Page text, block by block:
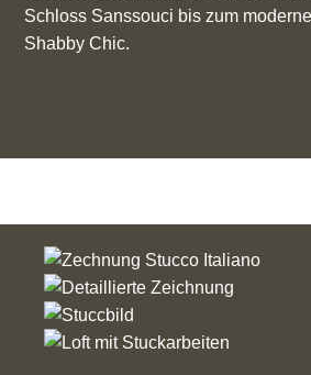
Schloss Sanssouci bis zum
Shabby Chic.